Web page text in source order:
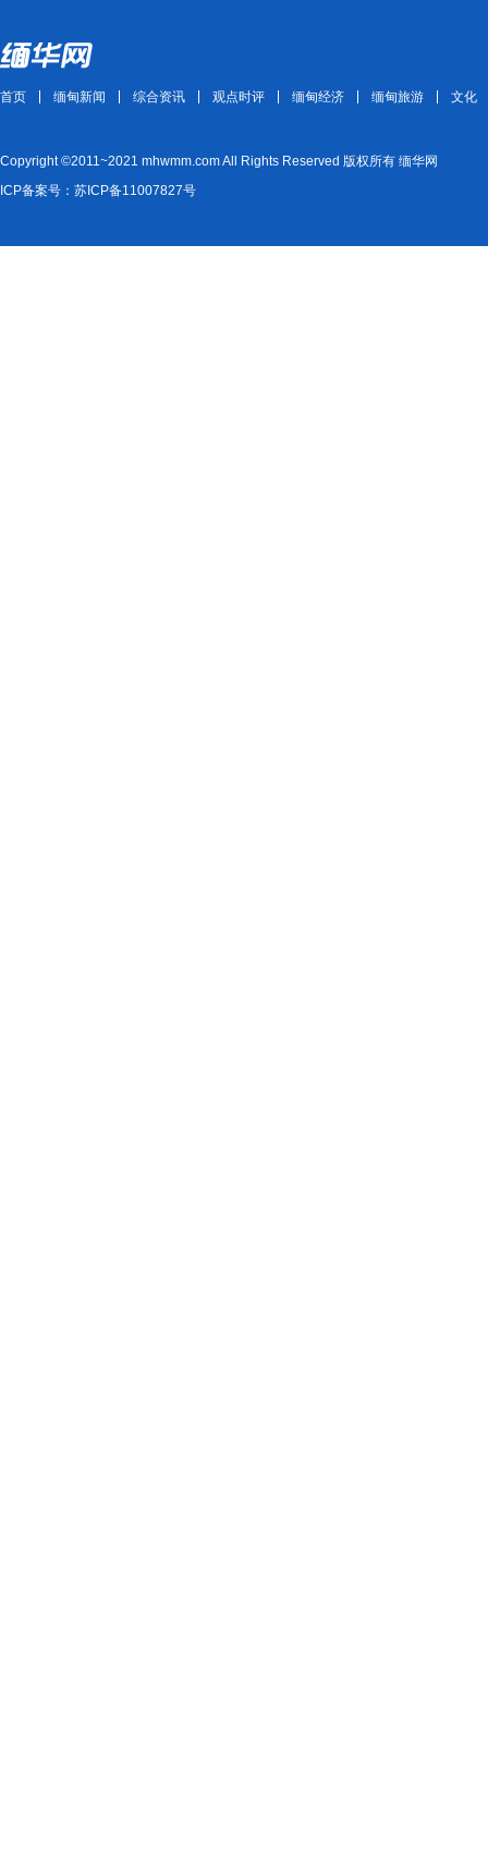
首页 缅甸新闻 综合资讯 观点时评 缅甸经济 缅甸旅游 文化
Copyright ©2011~2021 mhwmm.com All Rights Reserved 版权所有 缅华网
ICP备案号：苏ICP备11007827号